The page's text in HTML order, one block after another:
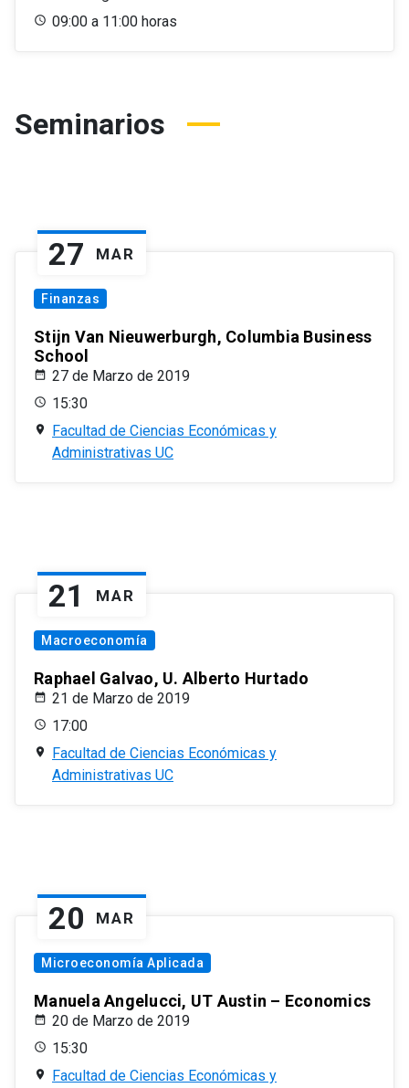
09:00 a 11:00 horas
Seminarios
27 MAR
Finanzas
Stijn Van Nieuwerburgh, Columbia Business
School
27 de Marzo de 2019
15:30
Facultad de Ciencias Económicas y
Administrativas UC
21 MAR
Macroeconomía
Raphael Galvao, U. Alberto Hurtado
21 de Marzo de 2019
17:00
Facultad de Ciencias Económicas y
Administrativas UC
20 MAR
Microeconomía Aplicada
Manuela Angelucci, UT Austin – Economics
20 de Marzo de 2019
15:30
Facultad de Ciencias Económicas y